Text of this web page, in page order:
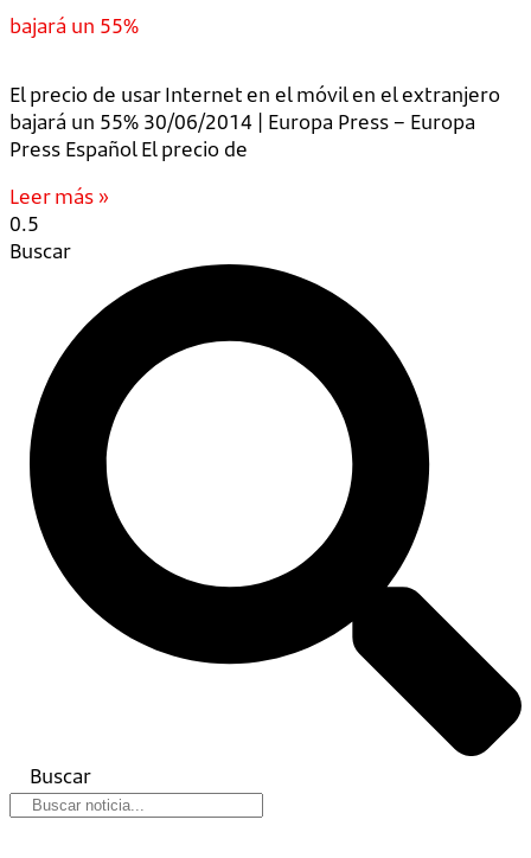
bajará un 55%
El precio de usar Internet en el móvil en el extranjero
bajará un 55% 30/06/2014 | Europa Press – Europa
Press Español El precio de
Leer más »
Buscar
Buscar